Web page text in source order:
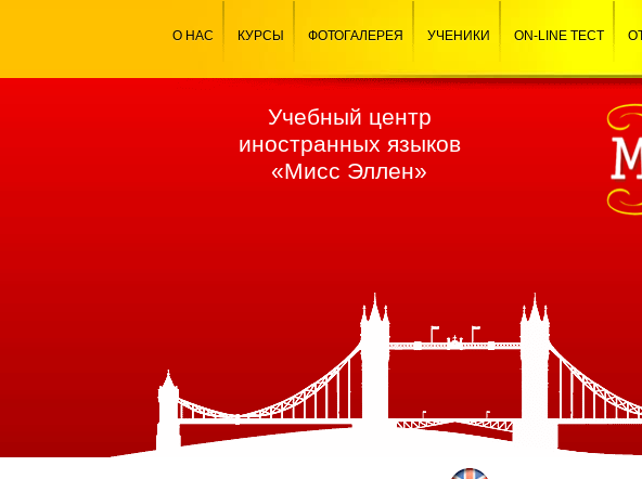
О НАС КУРСЫ ФОТОГАЛЕРЕЯ УЧЕНИКИ ON-LINE ТЕСТ
Учебный центр
иностранных языков
«Мисс Эллен»